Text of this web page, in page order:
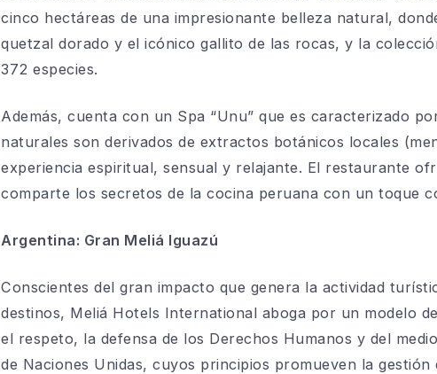
cinco hectáreas de una impresionante belleza natural,
quetzal dorado y el icónico gallito de las rocas, y la
372 especies.
Además, cuenta con un Spa “Unu” que es caracterizado
naturales son derivados de extractos botánicos locales
experiencia espiritual, sensual y relajante. El restaurante
comparte los secretos de la cocina peruana con un toque
Argentina: Gran Meliá Iguazú
Conscientes del gran impacto que genera la actividad
destinos, Meliá Hotels International aboga por un modelo
el respeto, la defensa de los Derechos Humanos y del
de Naciones Unidas, cuyos principios promueven la gestión